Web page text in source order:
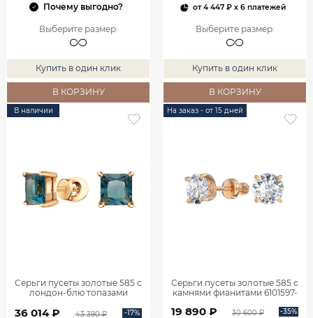
Почему выгодно?
Выберите размер:
Купить в один клик
В КОРЗИНУ
от4 447 ₽x 6 платежей
Выберите размер:
Купить в один клик
В КОРЗИНУ
В наличии
Серьги пусеты золотые 585 с
лондон‑блю топазами
36 014 ₽ 43 390 ₽ -17%
На заказ - от 15 дней
Серьги пусеты золотые 585 с
камнями фианитами 6101597-
19 890 ₽ 30 600 ₽ -35%